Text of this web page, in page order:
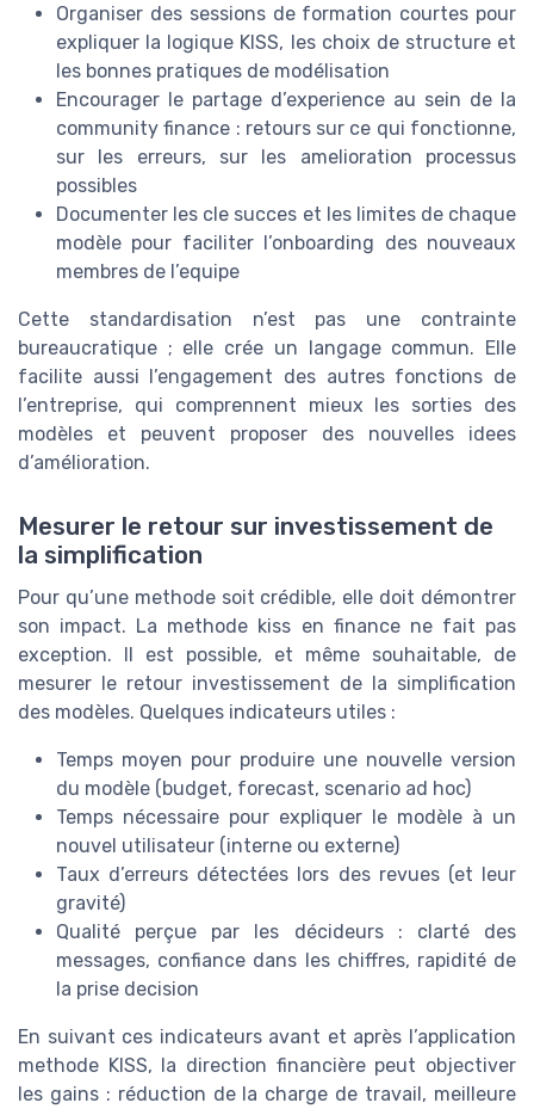
Organiser des sessions de formation courtes pour
expliquer la logique KISS, les choix de structure et
les bonnes pratiques de modélisation
Encourager le partage d’experience au sein de la
community finance : retours sur ce qui fonctionne,
sur les erreurs, sur les amelioration processus
possibles
Documenter les cle succes et les limites de chaque
modèle pour faciliter l’onboarding des nouveaux
membres de l’equipe
Cette standardisation n’est pas une contrainte
bureaucratique ; elle crée un langage commun. Elle
facilite aussi l’engagement des autres fonctions de
l’entreprise, qui comprennent mieux les sorties des
modèles et peuvent proposer des nouvelles idees
d’amélioration.
Mesurer le retour sur investissement de
la simplification
Pour qu’une methode soit crédible, elle doit démontrer
son impact. La methode kiss en finance ne fait pas
exception. Il est possible, et même souhaitable, de
mesurer le retour investissement de la simplification
des modèles. Quelques indicateurs utiles :
Temps moyen pour produire une nouvelle version
du modèle (budget, forecast, scenario ad hoc)
Temps nécessaire pour expliquer le modèle à un
nouvel utilisateur (interne ou externe)
Taux d’erreurs détectées lors des revues (et leur
gravité)
Qualité perçue par les décideurs : clarté des
messages, confiance dans les chiffres, rapidité de
la prise decision
En suivant ces indicateurs avant et après l’application
methode KISS, la direction financière peut objectiver
les gains : réduction de la charge de travail, meilleure